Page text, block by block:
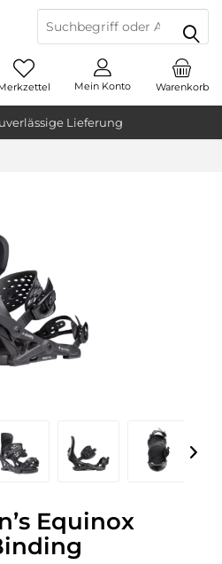
Lieferung
Warenkorb
Mein Konto
Equinox